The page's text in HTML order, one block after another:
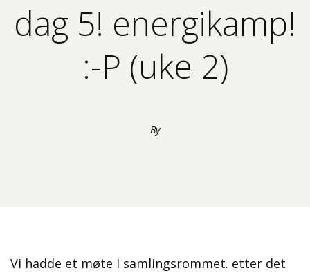
dag 5! energikamp!
:-P (uke 2)
By
Vi hadde et møte i samlingsrommet. etter det